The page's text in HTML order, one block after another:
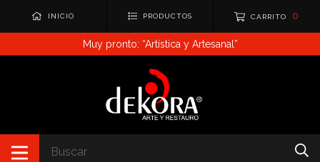
INICIO PRODUCTOS CARRITO 0
Muy pronto: “Artística y Artesanal”